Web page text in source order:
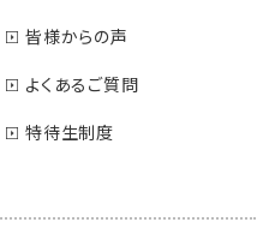
皆様からの声
よくあるご質問
特待生制度